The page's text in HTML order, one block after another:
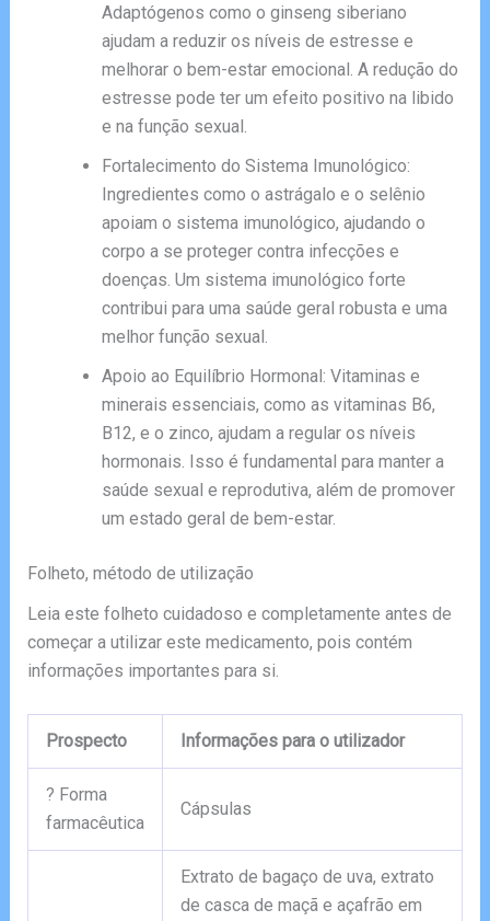
Adaptógenos como o ginseng siberiano
ajudam a reduzir os níveis de estresse e
melhorar o bem-estar emocional. A redução do
estresse pode ter um efeito positivo na libido
e na função sexual.
Fortalecimento do Sistema Imunológico:
Ingredientes como o astrágalo e o selênio
apoiam o sistema imunológico, ajudando o
corpo a se proteger contra infecções e
doenças. Um sistema imunológico forte
contribui para uma saúde geral robusta e uma
melhor função sexual.
Apoio ao Equilíbrio Hormonal: Vitaminas e
minerais essenciais, como as vitaminas B6,
B12, e o zinco, ajudam a regular os níveis
hormonais. Isso é fundamental para manter a
saúde sexual e reprodutiva, além de promover
um estado geral de bem-estar.
Folheto, método de utilização
Leia este folheto cuidadoso e completamente antes de
começar a utilizar este medicamento, pois contém
informações importantes para si.
Prospecto Informações para o utilizador
? Forma
farmacêutica
Cápsulas
Extrato de bagaço de uva, extrato
de casca de maçã e açafrão em